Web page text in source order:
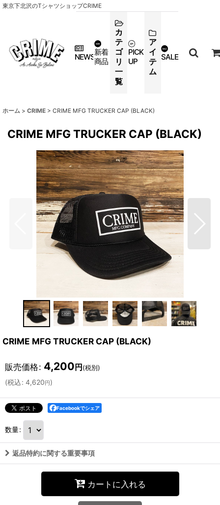
東京下北沢のTシャツショップCRIME
NEWS新着
商品
カ
テ
ゴ
リ
一
覧
PICK
UP
ア
イ
テ
ム
SALE
ホーム > CRIME > CRIME MFG TRUCKER CAP (BLACK)
CRIME MFG TRUCKER CAP (BLACK)
CRIME MFG TRUCKER CAP (BLACK)
販売価格: 4,200 円 (税別)
(税込: 4,620円)
Facebookでシェア
数量:
返品特約に関する重要事項
カートに入れる